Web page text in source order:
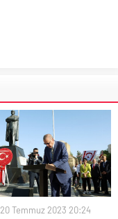
20 Temmuz 2023 20:24